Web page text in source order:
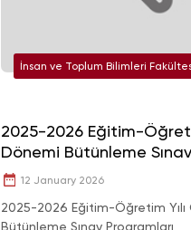
İnsan ve Toplum Bilimleri
2025-2026 Eğitim-
Dönemi Bütünleme
12 January 2026
2025-2026 Eğitim-Öğretim Yılı
Bütünleme Sınav Programları